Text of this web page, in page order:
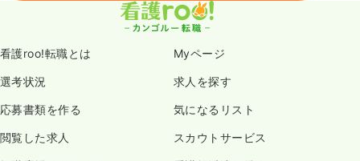
看護roo!転職とは Myページ
選考状況 求人を探す
応募書類を作る 気になるリスト
閲覧した求人 スカウトサービス